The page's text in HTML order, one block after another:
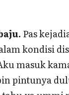
Pas
kondisi
masuk
pintunya